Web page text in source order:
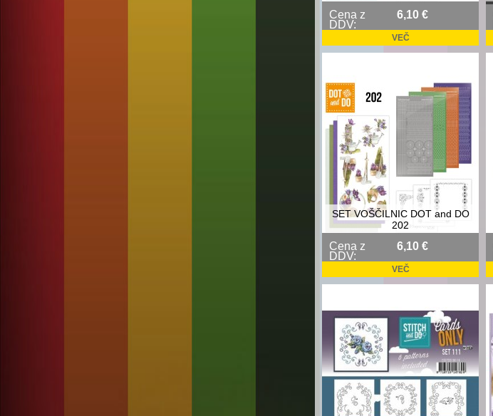
Cena z
DDV:
6,10 €
VEČ
SET VOŠČILNIC DOT and DO
202
Cena z
DDV:
6,10 €
VEČ